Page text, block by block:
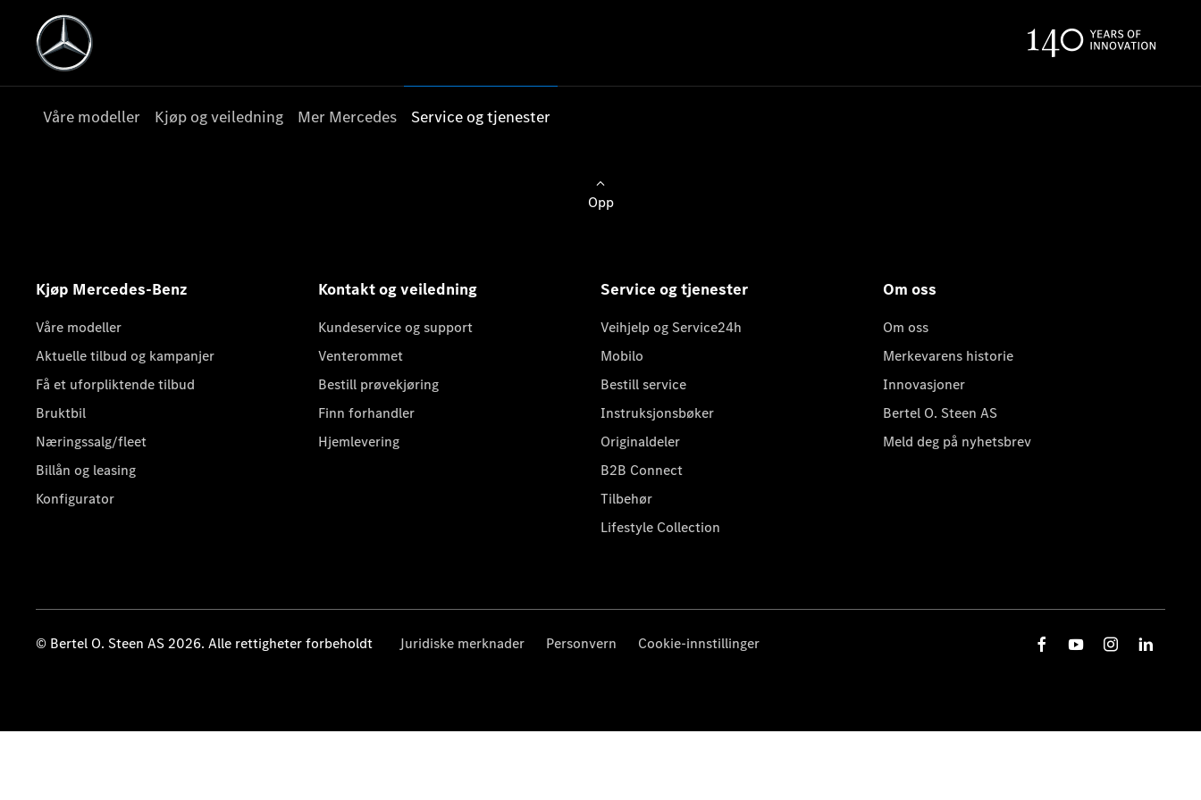
Våre modeller Kjøp og veiledning Mer Mercedes Service og tjenester
Opp
Kjøp Mercedes-Benz
Våre modeller
Aktuelle tilbud og kampanjer
Få et uforpliktende tilbud
Bruktbil
Næringssalg/fleet
Billån og leasing
Konfigurator
Kontakt og veiledning
Kundeservice og support
Venterommet
Bestill prøvekjøring
Finn forhandler
Hjemlevering
Service og tjenester
Veihjelp og Service24h
Mobilo
Bestill service
Instruksjonsbøker
Originaldeler
B2B Connect
Tilbehør
Lifestyle Collection
Om oss
Om oss
Merkevarens historie
Innovasjoner
Bertel O. Steen AS
Meld deg på nyhetsbrev
© Bertel O. Steen AS 2026. Alle rettigheter forbeholdt Juridiske merknader Personvern Cookie-innstillinger